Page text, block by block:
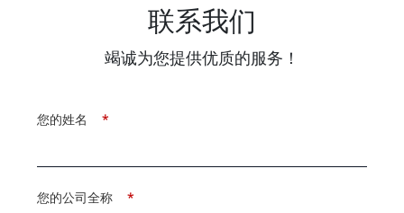
联系我们
竭诚为您提供优质的服务！
*
您的姓名
*
您的公司全称